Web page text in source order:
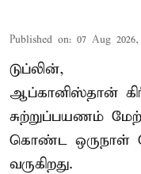
Published on: 07 Aug
டுப்லின்,
ஆப்கானிஸ்தான்
சுற்றுப்பயணம்
கொண்ட ஒருநாள்
வருகிறது.